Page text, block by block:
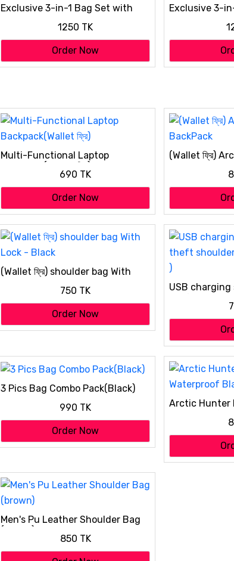
Exclusive 3-in-1 Bag Set with
1250 TK
Order Now
Exclusive 3-
Multi-Functional Laptop
690 TK
Order Now
(Wallet ফ্রি)
(Wallet ফ্রি) shoulder bag With
750 TK
Order Now
USB
3 Pics Bag Combo Pack(Black)
990 TK
Order Now
Arctic Hunter
Men's Pu Leather Shoulder Bag
850 TK